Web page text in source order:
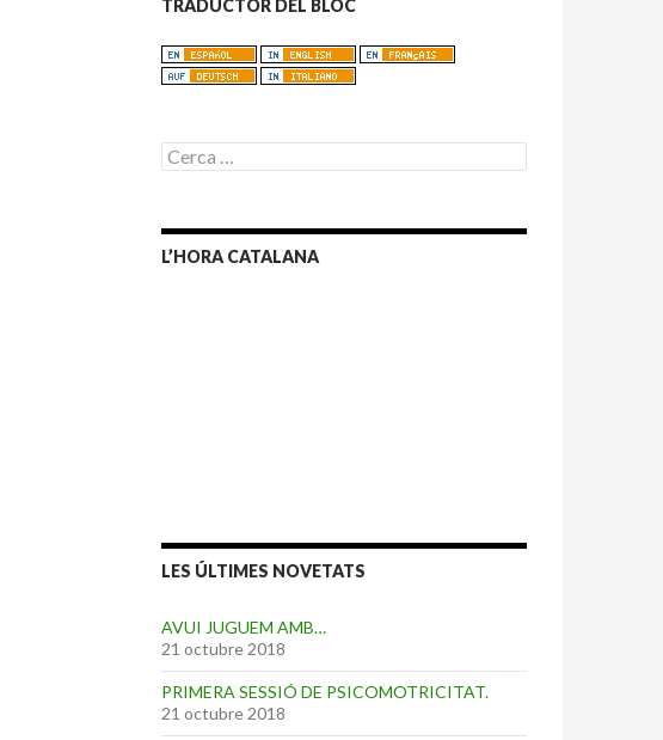
TRADUCTOR DEL BLOC
C
e
a
:L’HORA CATALANA
LES ÚLTIMES NOVETATS
AVUI JUGUEM AMB…
21 octubre 2018
PRIMERA SESSIÓ DE PSICOMOTRICITAT.
21 octubre 2018